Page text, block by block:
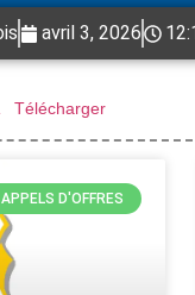
avril 3, 2026
Télécharger
APPELS D'OFFRES